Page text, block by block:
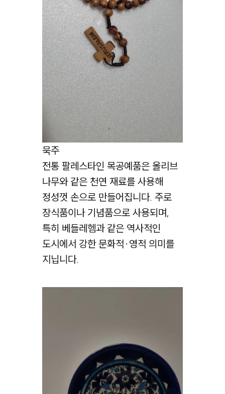
묵주
전통 팔레스타인 목공예품은 올리브
나무와 같은 천연 재료를 사용해
정성껏 손으로 만들어집니다. 주로
장식품이나 기념품으로 사용되며,
특히 베들레헴과 같은 역사적인
도시에서 강한 문화적·영적 의미를
지닙니다.